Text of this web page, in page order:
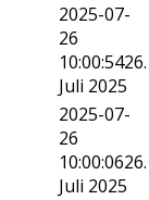
2025-07-
26
10:00:5426.
Juli 2025
2025-07-
26
10:00:0626.
Juli 2025